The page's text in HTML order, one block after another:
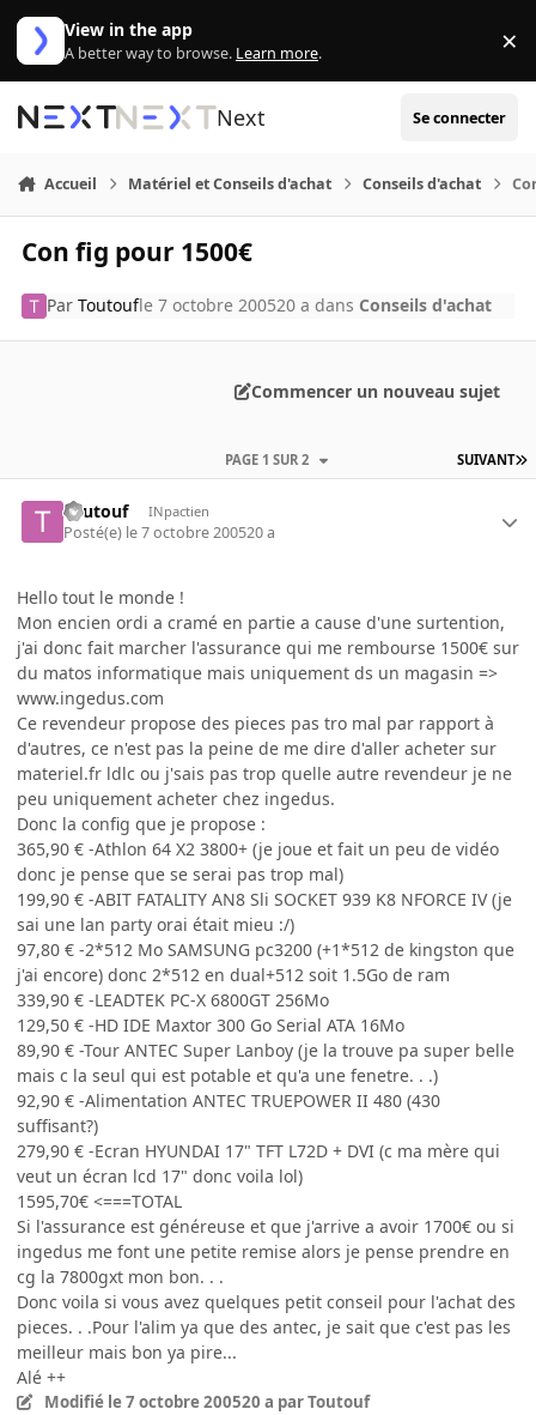
Aller au contenu
View in the app
A better way to browse. Learn more. ×
Next Se connecter
Accueil Matériel et Conseils d'achat Conseils d'achat
Con fig pour 1500€
ParToutoufle 7 octobre 200520 a dans Conseils d'achat
Commencer un nouveau sujet
SUIVANT
PAGE 1 SUR 2
Toutouf INpactien
Posté(e) le 7 octobre 200520 a
Hello tout le monde !
Mon encien ordi a cramé en partie a cause d'une surtention,
j'ai donc fait marcher l'assurance qui me rembourse 1500€ sur
du matos informatique mais uniquement ds un magasin =>
www.ingedus.com
Ce revendeur propose des pieces pas tro mal par rapport à
d'autres, ce n'est pas la peine de me dire d'aller acheter sur
materiel.fr ldlc ou j'sais pas trop quelle autre revendeur je ne
peu uniquement acheter chez ingedus.
Donc la config que je propose :
365,90 € -Athlon 64 X2 3800+ (je joue et fait un peu de vidéo
donc je pense que se serai pas trop mal)
199,90 € -ABIT FATALITY AN8 Sli SOCKET 939 K8 NFORCE IV (je
sai une lan party orai était mieu :/)
97,80 € -2*512 Mo SAMSUNG pc3200 (+1*512 de kingston que
j'ai encore) donc 2*512 en dual+512 soit 1.5Go de ram
339,90 € -LEADTEK PC-X 6800GT 256Mo
129,50 € -HD IDE Maxtor 300 Go Serial ATA 16Mo
89,90 € -Tour ANTEC Super Lanboy (je la trouve pa super belle
mais c la seul qui est potable et qu'a une fenetre. . .)
92,90 € -Alimentation ANTEC TRUEPOWER II 480 (430
suffisant?)
279,90 € -Ecran HYUNDAI 17" TFT L72D + DVI (c ma mère qui
veut un écran lcd 17" donc voila lol)
1595,70€ <===TOTAL
Si l'assurance est généreuse et que j'arrive a avoir 1700€ ou si
ingedus me font une petite remise alors je pense prendre en
cg la 7800gxt mon bon. . .
Donc voila si vous avez quelques petit conseil pour l'achat des
pieces. . .Pour l'alim ya que des antec, je sait que c'est pas les
meilleur mais bon ya pire...
Alé ++
Modifié le 7 octobre 200520 a par Toutouf